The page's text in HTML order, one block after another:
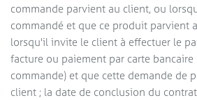
commande parvient au client, ou
commandé et que ce produit parvient
lorsqu'il invite le client à effectuer le
facture ou paiement par carte
commande) et que cette demande de
client ; la date de conclusion du